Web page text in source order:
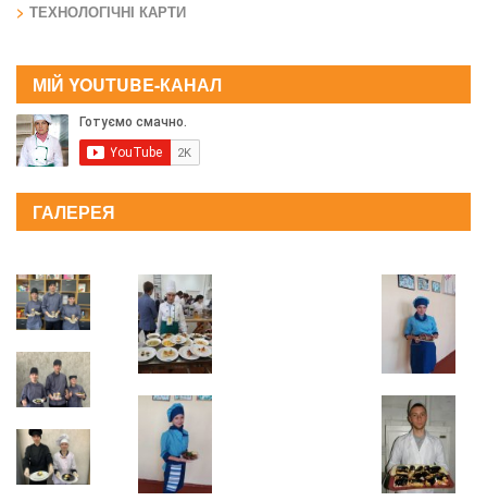
ТЕХНОЛОГІЧНІ КАРТИ
МІЙ YOUTUBE-КАНАЛ
ГАЛЕРЕЯ